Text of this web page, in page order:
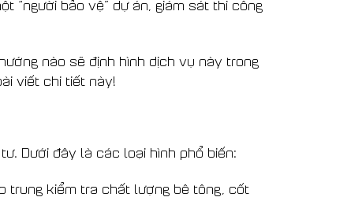
“người bảo vệ” dự án, giám sát thi công
nào sẽ định hình dịch vụ này trong
viết chi tiết này!
Dưới đây là các loại hình phổ biến:
trung kiểm tra chất lượng bê tông, cốt